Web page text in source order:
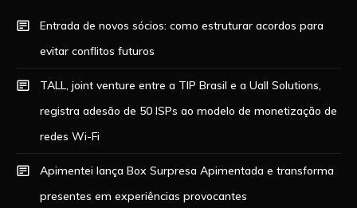
Entrada de novos sócios: como estruturar acordos para
evitar conflitos futuros
TALL, joint venture entre a TIP Brasil e a Uall Solutions,
registra adesão de 50 ISPs ao modelo de monetização de
redes Wi-Fi
Apimentei lança Box Surpresa Apimentada e transforma
presentes em experiências provocantes